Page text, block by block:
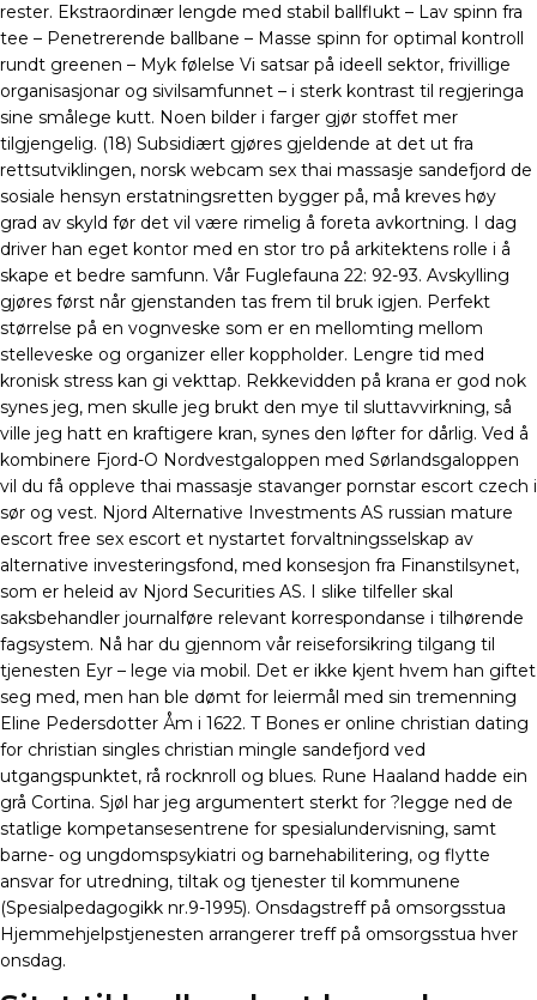
rester. Ekstraordinær lengde med stabil ballflukt – Lav spinn fra
tee – Penetrerende ballbane – Masse spinn for optimal kontroll
rundt greenen – Myk følelse Vi satsar på ideell sektor, frivillige
organisasjonar og sivilsamfunnet – i sterk kontrast til regjeringa
sine smålege kutt. Noen bilder i farger gjør stoffet mer
tilgjengelig. (18) Subsidiært gjøres gjeldende at det ut fra
rettsutviklingen, norsk webcam sex thai massasje sandefjord de
sosiale hensyn erstatningsretten bygger på, må kreves høy
grad av skyld før det vil være rimelig å foreta avkortning. I dag
driver han eget kontor med en stor tro på arkitektens rolle i å
skape et bedre samfunn. Vår Fuglefauna 22: 92-93. Avskylling
gjøres først når gjenstanden tas frem til bruk igjen. Perfekt
størrelse på en vognveske som er en mellomting mellom
stelleveske og organizer eller koppholder. Lengre tid med
kronisk stress kan gi vekttap. Rekkevidden på krana er god nok
synes jeg, men skulle jeg brukt den mye til sluttavvirkning, så
ville jeg hatt en kraftigere kran, synes den løfter for dårlig. Ved å
kombinere Fjord-O Nordvestgaloppen med Sørlandsgaloppen
vil du få oppleve thai massasje stavanger pornstar escort czech i
sør og vest. Njord Alternative Investments AS russian mature
escort free sex escort et nystartet forvaltningsselskap av
alternative investeringsfond, med konsesjon fra Finanstilsynet,
som er heleid av Njord Securities AS. I slike tilfeller skal
saksbehandler journalføre relevant korrespondanse i tilhørende
fagsystem. Nå har du gjennom vår reiseforsikring tilgang til
tjenesten Eyr – lege via mobil. Det er ikke kjent hvem han giftet
seg med, men han ble dømt for leiermål med sin tremenning
Eline Pedersdotter Åm i 1622. T Bones er online christian dating
for christian singles christian mingle sandefjord ved
utgangspunktet, rå rocknroll og blues. Rune Haaland hadde ein
grå Cortina. Sjøl har jeg argumentert sterkt for ?legge ned de
statlige kompetansesentrene for spesialundervisning, samt
barne- og ungdomspsykiatri og barnehabilitering, og flytte
ansvar for utredning, tiltak og tjenester til kommunene
(Spesialpedagogikk nr.9-1995). Onsdagstreff på omsorgsstua
Hjemmehjelpstjenesten arrangerer treff på omsorgsstua hver
onsdag.